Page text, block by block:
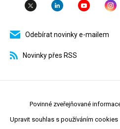
Odebírat novinky e-mailem
Novinky přes RSS
Povinné zveřejňované
Upravit souhlas s používáním cookies